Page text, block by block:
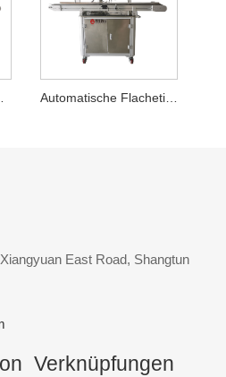
East Road, Shangtun
Verknüpfungen